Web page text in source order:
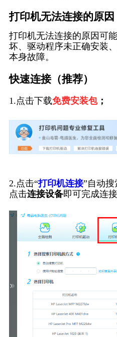
打印机无法连接的原因
打印机无法连接的原因可
坏、驱动程序未正确安装
本身故障。
快速连接（推荐）
1.点击下载免费安装包；
2.点击“打印机连接”自动
点击连接设备即可完成连接